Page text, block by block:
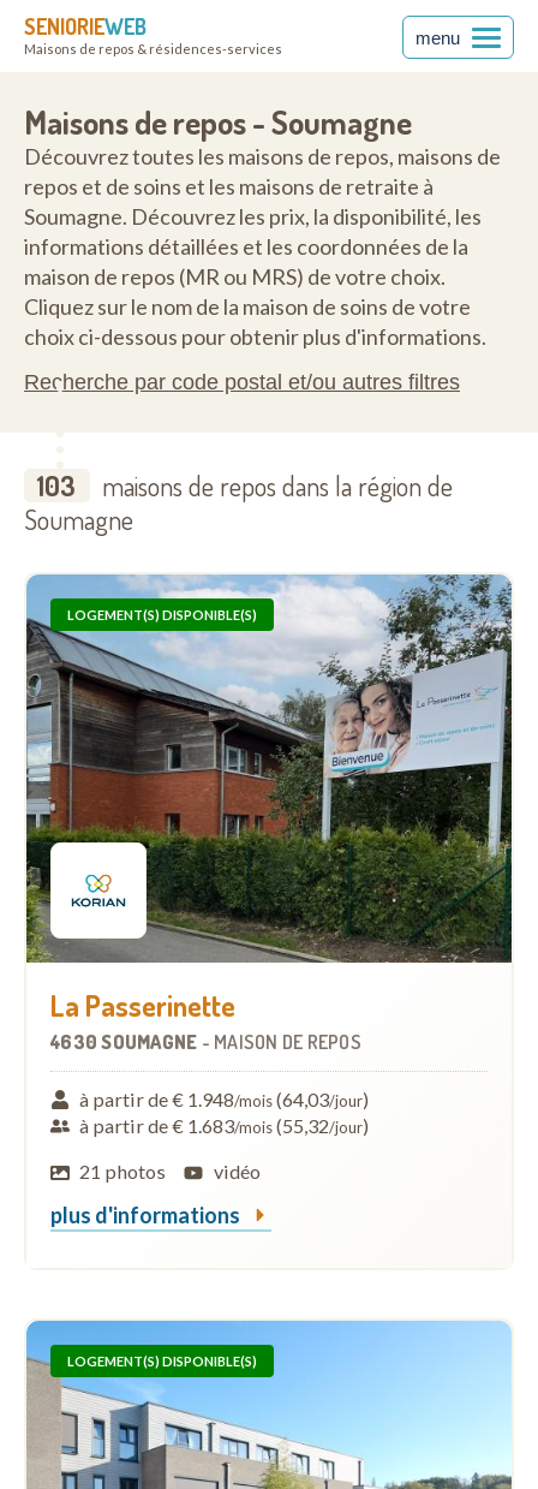
SENIORIEWEB
Maisons de repos & résidences-services
menu
Maisons de repos - Soumagne
Découvrez toutes les maisons de repos, maisons de
repos et de soins et les maisons de retraite à
Soumagne. Découvrez les prix, la disponibilité, les
informations détaillées et les coordonnées de la
maison de repos (MR ou MRS) de votre choix.
Cliquez sur le nom de la maison de soins de votre
choix ci-dessous pour obtenir plus d'informations.
Recherche par code postal et/ou autres filtres
103
maisons de repos dans la région de
Soumagne
LOGEMENT(S) DISPONIBLE(S)
La Passerinette
4630 SOUMAGNE - MAISON DE REPOS
à partir de € 1.948/mois(64,03/jour)
à partir de € 1.683/mois(55,32/jour)
21 photos
vidéo
plus d'informations
LOGEMENT(S) DISPONIBLE(S)